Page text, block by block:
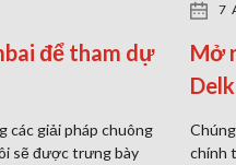
để tham dự
các giải pháp chuông
sẽ được trưng bày
7
Mở
chính